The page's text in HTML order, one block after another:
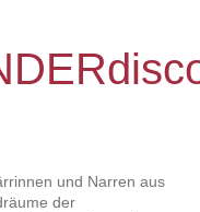
und Narren aus
der